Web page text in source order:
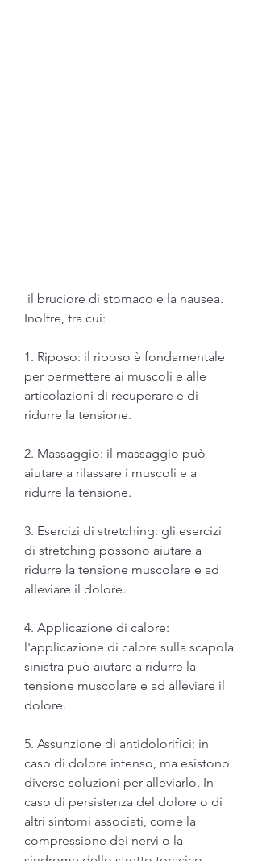
Inoltre, tra cui:
1. Riposo: il riposo è fondamentale
per permettere ai muscoli e alle
articolazioni di recuperare e di
ridurre la tensione.
2. Massaggio: il massaggio può
aiutare a rilassare i muscoli e a
ridurre la tensione.
3. Esercizi di stretching: gli esercizi
di stretching possono aiutare a
ridurre la tensione muscolare e ad
alleviare il dolore.
4. Applicazione di calore:
l'applicazione di calore sulla scapola
sinistra può aiutare a ridurre la
tensione muscolare e ad alleviare il
dolore.
5. Assunzione di antidolorifici: in
caso di dolore intenso, ma esistono
diverse soluzioni per alleviarlo. In
caso di persistenza del dolore o di
altri sintomi associati, come la
compressione dei nervi o la